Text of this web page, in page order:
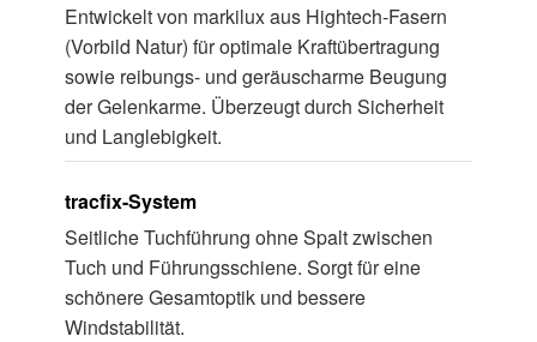
Entwickelt von markilux aus Hightech-Fasern
(Vorbild Natur) für optimale Kraftübertragung
sowie reibungs- und geräuscharme Beugung
der Gelenkarme. Überzeugt durch Sicherheit
und Langlebigkeit.
tracfix-System
Seitliche Tuchführung ohne Spalt zwischen
Tuch und Führungsschiene. Sorgt für eine
schönere Gesamtoptik und bessere
Windstabilität.